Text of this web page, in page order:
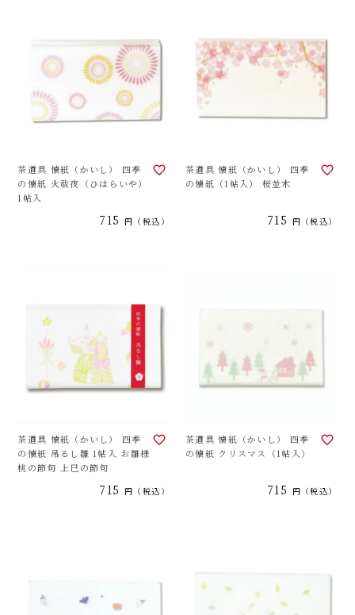
茶道具 懐紙（かいし） 四季
の懐紙 火祓夜（ひはらいや）
1帖入
715 税込
茶道具 懐紙（かいし） 四季
の懐紙（1帖入） 桜並木
715 税込
茶道具 懐紙（かいし） 四季
の懐紙 吊るし雛 1帖入 お雛様
桃の節句 上巳の節句
715 税込
茶道具 懐紙（かいし） 四季
の懐紙 クリスマス（1帖入）
715 税込